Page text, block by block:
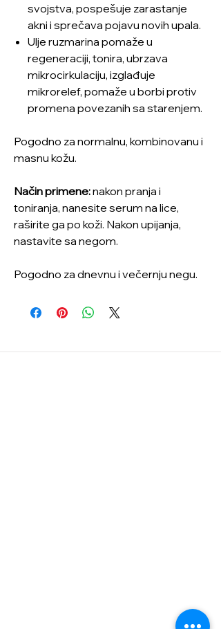
svojstva, pospešuje zarastanje
akni i sprečava pojavu novih upala.
Ulje ruzmarina pomaže u
regeneraciji, tonira, ubrzava
mikrocirkulaciju, izglađuje
mikrorelef, pomaže u borbi protiv
promena povezanih sa starenjem.
Pogodno za normalnu, kombinovanu i
masnu kožu.
Način primene:nakon pranja i
toniranja, nanesite serum na lice,
raširite ga po koži. Nakon upijanja,
nastavite sa negom.
Pogodno za dnevnu i večernju negu.